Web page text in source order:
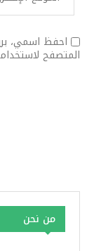
احفظ اسمي،
المتصفح
من نحن